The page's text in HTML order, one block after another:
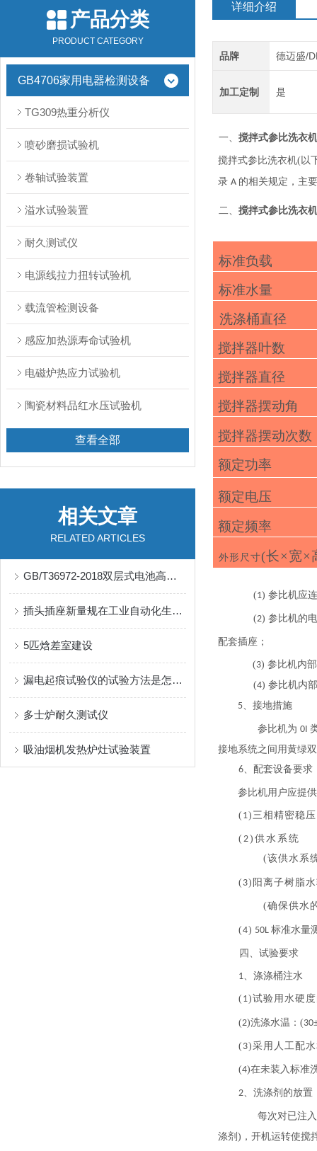
产品分类
PRODUCT CATEGORY
GB4706家用电器检测设备
TG309热重分析仪
喷砂磨损试验机
卷轴试验装置
溢水试验装置
耐久测试仪
电源线拉力扭转试验机
载流管检测设备
感应加热源寿命试验机
电磁炉热应力试验机
陶瓷材料品红水压试验机
查看全部
相关文章
RELATED ARTICLES
GB/T36972-2018双层式电池高温防爆试验箱
插头插座新量规在工业自动化生产线上的应用实践与优势介绍
5匹焓差室建设
漏电起痕试验仪的试验方法是怎样的？
多士炉耐久测试仪
吸油烟机发热炉灶试验装置
详细介绍
品牌 德迈盛/
加工定制 是
一、 搅拌式参比洗衣
搅拌式参比洗衣机(以
录 A 的相关规定，主
二、 搅拌式参比洗衣
标准负载
标准水量
洗涤桶直径
搅拌器叶数
搅拌器直径
搅拌器摆动角
搅拌器摆动次数
额定功率
额定电压
额定频率
外形尺寸(长×宽×
(1) 参比机应
(2) 参比机的
配套插座；
(3) 参比机内
(4) 参比机内
5、 接地措施
参比机为 0I
接地系统之间用黄绿
6、配套设备要求
参比机用户应提
( 1)三相精密稳
( 2)供水系统
(该供水系
( 3)阳离子树脂
(确保供水
(4) 50L 标准水量
四、试验要求
1、涤涤桶注水
( 1)试验用水硬
(2)洗涤水温：(30
( 3)采用人工配
(4)在未装入标准
2、洗涤剂的放置
每次对已注
涤剂 )，开机运转使搅